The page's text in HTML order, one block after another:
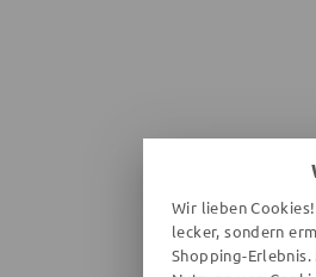
Wir lieben
lecker, sondern
Shopping-